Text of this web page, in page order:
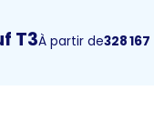
T3À partir de328 167